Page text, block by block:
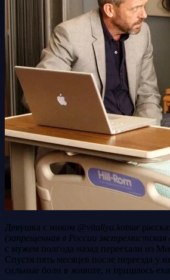
Девушка с ником @vitaliya.kotsur
(запрещенная в России экстремистская
с мужем полгода назад переехали из
Спустя пять месяцев после переезда у
сильные боли в животе, и пришлось